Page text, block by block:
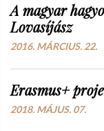
A magyar
Lovasíjász
2016. MÁRCIUS. 22.
Erasmus+
2018. MÁJUS. 07.